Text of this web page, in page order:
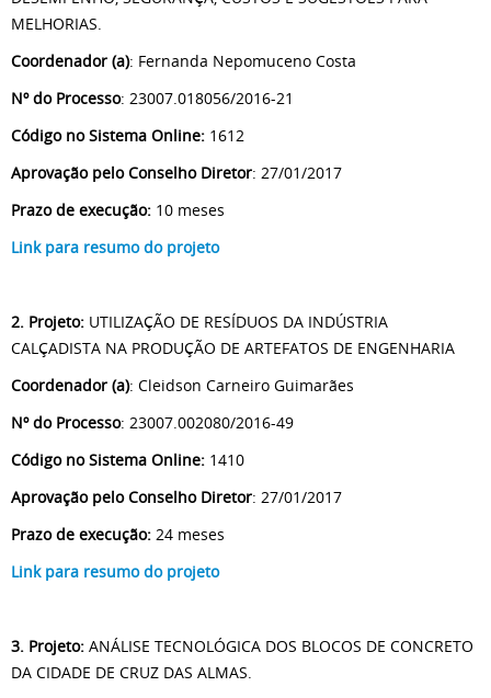
MELHORIAS.
Coordenador (a): Fernanda Nepomuceno Costa
Nº do Processo: 23007.018056/2016-21
Código no Sistema Online: 1612
Aprovação pelo Conselho Diretor: 27/01/2017
Prazo de execução: 10 meses
Link para resumo do projeto
2. Projeto: UTILIZAÇÃO DE RESÍDUOS DA INDÚSTRIA
CALÇADISTA NA PRODUÇÃO DE ARTEFATOS DE ENGENHARIA
Coordenador (a): Cleidson Carneiro Guimarães
Nº do Processo: 23007.002080/2016-49
Código no Sistema Online: 1410
Aprovação pelo Conselho Diretor: 27/01/2017
Prazo de execução: 24 meses
Link para resumo do projeto
3. Projeto: ANÁLISE TECNOLÓGICA DOS BLOCOS DE CONCRETO
DA CIDADE DE CRUZ DAS ALMAS.